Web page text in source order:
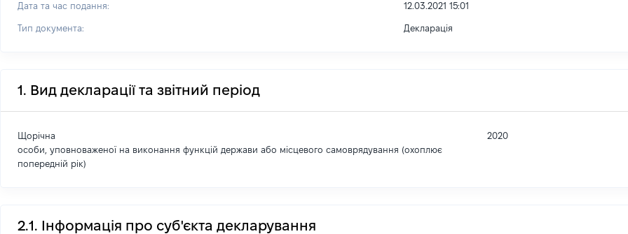
Дата та час подання: 12.03.2021 15:01
Тип документа: Декларація
1. Вид декларації та звітний період
Щорічна
особи, уповноваженої на виконання функцій держави або місцевого самоврядування (охоплює
попередній рік)
2020
2.1. Інформація про суб'єкта декларування